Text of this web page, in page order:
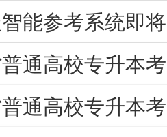
能参考系统即将
通高校专升本考
通高校专升本考